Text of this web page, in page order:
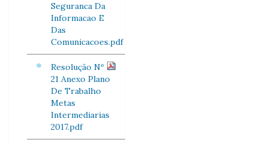
Seguranca Da
Informacao E
Das
Comunicacoes.pdf
Resolução Nº
21 Anexo Plano
De Trabalho
Metas
Intermediarias
2017.pdf